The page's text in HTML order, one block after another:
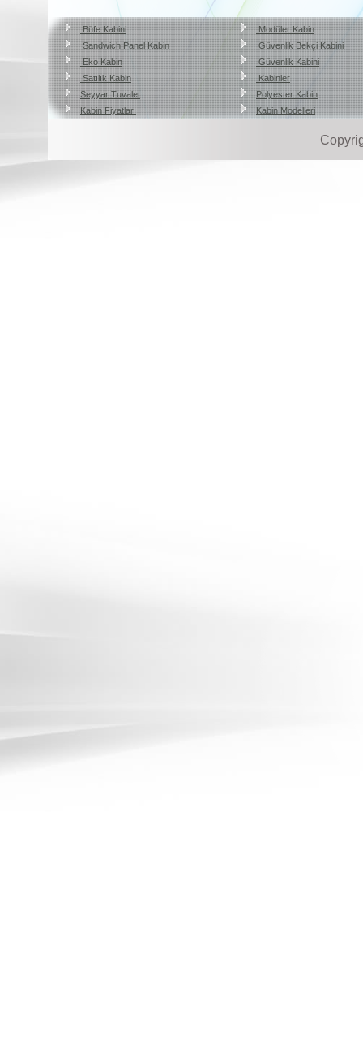
Büfe Kabini
Modüler Kabin
Sandwich Panel Kabin
Güvenlik Bekçi Kabini
Eko Kabin
Güvenlik Kabini
Satılık Kabin
Kabinler
Seyyar Tuvalet
Polyester Kabin
Kabin Fiyatları
Kabin Modelleri